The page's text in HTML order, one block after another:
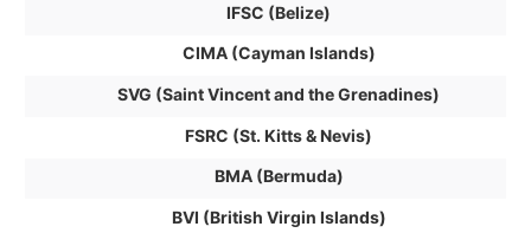
IFSC (Belize)
CIMA (Cayman Islands)
SVG (Saint Vincent and the Grenadines)
FSRC (St. Kitts & Nevis)
BMA (Bermuda)
BVI (British Virgin Islands)